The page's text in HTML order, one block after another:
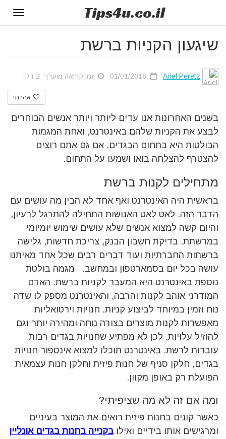
Tips4u.co.il
שיגעון הקניות ברשת
Ariel Peretz זמן קריאה מוערך: 2 דק'
אהבתי
בשנים האחרונות אנו עדים ליותר ויותר אנשים הבוחרים
לבצע את הקניות שלהם באינטרנט, ואחת המגמות
הבולטות היא בתחום הבגדים. אם גם אתם רוצים
להצטרף להצלחה בואו ושמעו על התחום.
מתחילים לקנות ברשת
בראשית היה האינטרנט ואף אחד לא הבין מה עושים עם
הדבר הזה. לאט לאט האנושות התחילה להתרגל לרעיון,
והיום קשה למצוא אנשים שלא עושים שימוש יומיומי
במרשתת. בדיקת חשבון הבנק, צריכת חדשות, גלישה
ברשתות החברתיות ועוד דברים רבים שכל אחד מאיתנו
עושה בכל יום בסמארטפון ובמחשב. מגמה בולטת
נוספת באינטרנט היא המעבר לקניות ברשת. האדם
המודרני אוהב לקנות והרבה, והאינטרנט מספק לו שדה
נוח וזמין במיוחד לביצוע קניות. חנויות וירטואליות
מאפשרות לקנות מוצרים בצורה נוחה ומהירה יותר וגם
להוזיל עלויות, לכן לא מפתיע שחנויות בגדים רבות
עוברות לרשת. באינטרנט תוכלו למצוא אינספור חנויות
בגדים, חלקן סניף של חנות פיזית וחלקן חנות עצמאית
הפועלת רק באופן מקוון.
ומה אם זה לא מה שציפיתי?
כאשר קונים בחנות פיזית רואים את המוצר בעיניים
ומרגישים אותו בידיים ואילו בקנייה בחנות בגדים אונליין